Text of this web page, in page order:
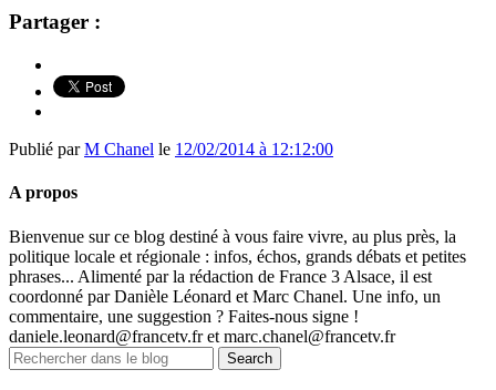
Partager :
Publié parM Chanel le 12/02/2014 à 12:12:00
A propos
Bienvenue sur ce blog destiné à vous faire vivre, au plus près, la
politique locale et régionale : infos, échos, grands débats et petites
phrases... Alimenté par la rédaction de France 3 Alsace, il est
coordonné par Danièle Léonard et Marc Chanel. Une info, un
commentaire, une suggestion ? Faites-nous signe !
daniele.leonard@francetv.fr et marc.chanel@francetv.fr